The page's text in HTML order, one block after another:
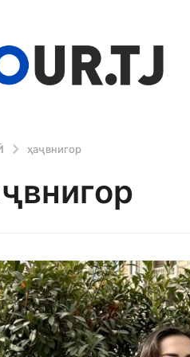
ҳаҷвнигор